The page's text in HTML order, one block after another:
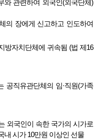
와 관련하여 외국인(외국단체)
의 장에게 신고하고 인도하여
방자치단체에 귀속됨 (법 제16
공직유관단체의 임·직원(가족
외국인이 속한 국가의 시가로
내 시가 10만원 이상인 선물